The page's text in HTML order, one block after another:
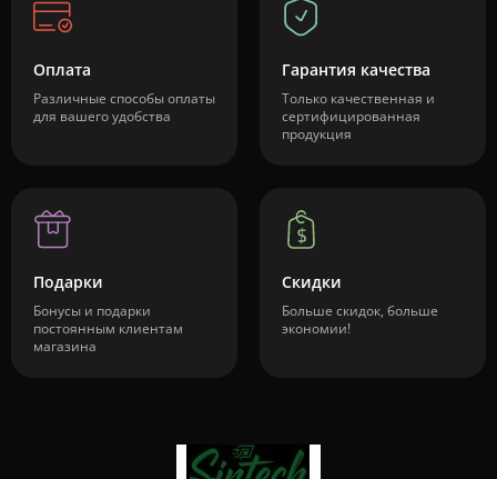
Оплата
Различные способы оплаты
для вашего удобства
Гарантия качества
Только качественная и
сертифицированная
продукция
Подарки
Бонусы и подарки
постоянным клиентам
магазина
Скидки
Больше скидок, больше
экономии!